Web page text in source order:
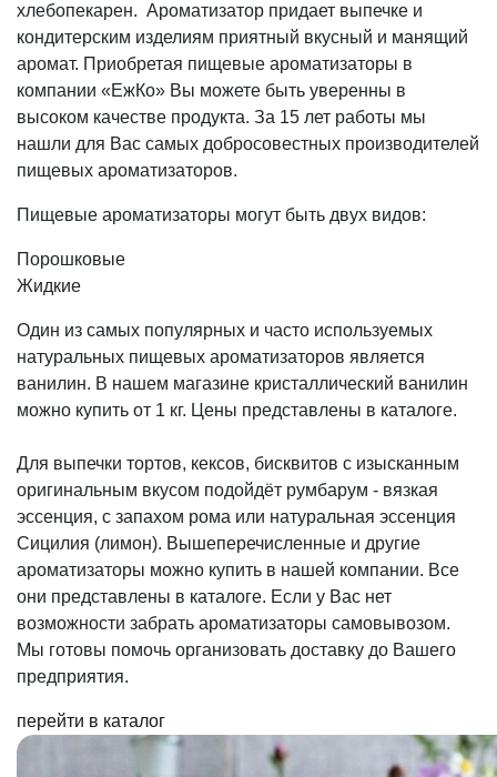
хлебопекарен. Ароматизатор придает выпечке и
кондитерским изделиям приятный вкусный и манящий
аромат. Приобретая пищевые ароматизаторы в
компании «ЕжКо» Вы можете быть уверенны в
высоком качестве продукта. За 15 лет работы мы
нашли для Вас самых добросовестных производителей
пищевых ароматизаторов.
Пищевые ароматизаторы могут быть двух видов:
Порошковые
Жидкие
Один из самых популярных и часто используемых
натуральных пищевых ароматизаторов является
ванилин. В нашем магазине кристаллический ванилин
можно купить от 1 кг. Цены представлены в каталоге.
Для выпечки тортов, кексов, бисквитов с изысканным
оригинальным вкусом подойдёт румбарум - вязкая
эссенция, с запахом рома или натуральная эссенция
Сицилия (лимон). Вышеперечисленные и другие
ароматизаторы можно купить в нашей компании. Все
они представлены в каталоге. Если у Вас нет
возможности забрать ароматизаторы самовывозом.
Мы готовы помочь организовать доставку до Вашего
предприятия.
перейти в каталог